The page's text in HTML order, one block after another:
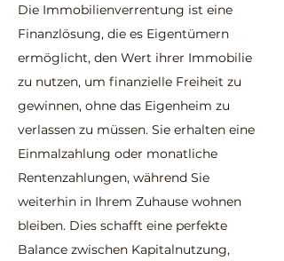
Die Immobilienverrentung ist eine
Finanzlösung, die es Eigentümern
ermöglicht, den Wert ihrer Immobilie
zu nutzen, um finanzielle Freiheit zu
gewinnen, ohne das Eigenheim zu
verlassen zu müssen. Sie erhalten eine
Einmalzahlung oder monatliche
Rentenzahlungen, während Sie
weiterhin in Ihrem Zuhause wohnen
bleiben. Dies schafft eine perfekte
Balance zwischen Kapitalnutzung,